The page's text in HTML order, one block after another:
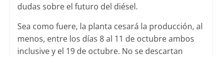
dudas sobre el futuro del diésel.
Sea como fuere, la planta cesará la producción, al
menos, entre los días 8 al 11 de octubre ambos
inclusive y el 19 de octubre. No se descartan